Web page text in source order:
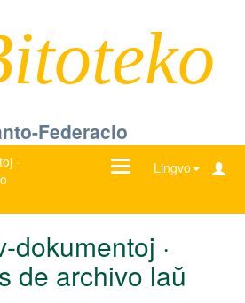
Federacio
·
Lingvo
Ŝanĝu
dokumentoj ·
de archivo laŭ